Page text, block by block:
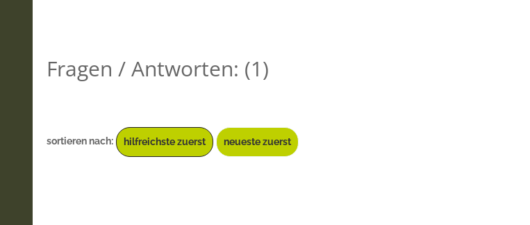
Fragen / Antworten: (1)
sortieren nach: hilfreichste zuerst neueste zuerst